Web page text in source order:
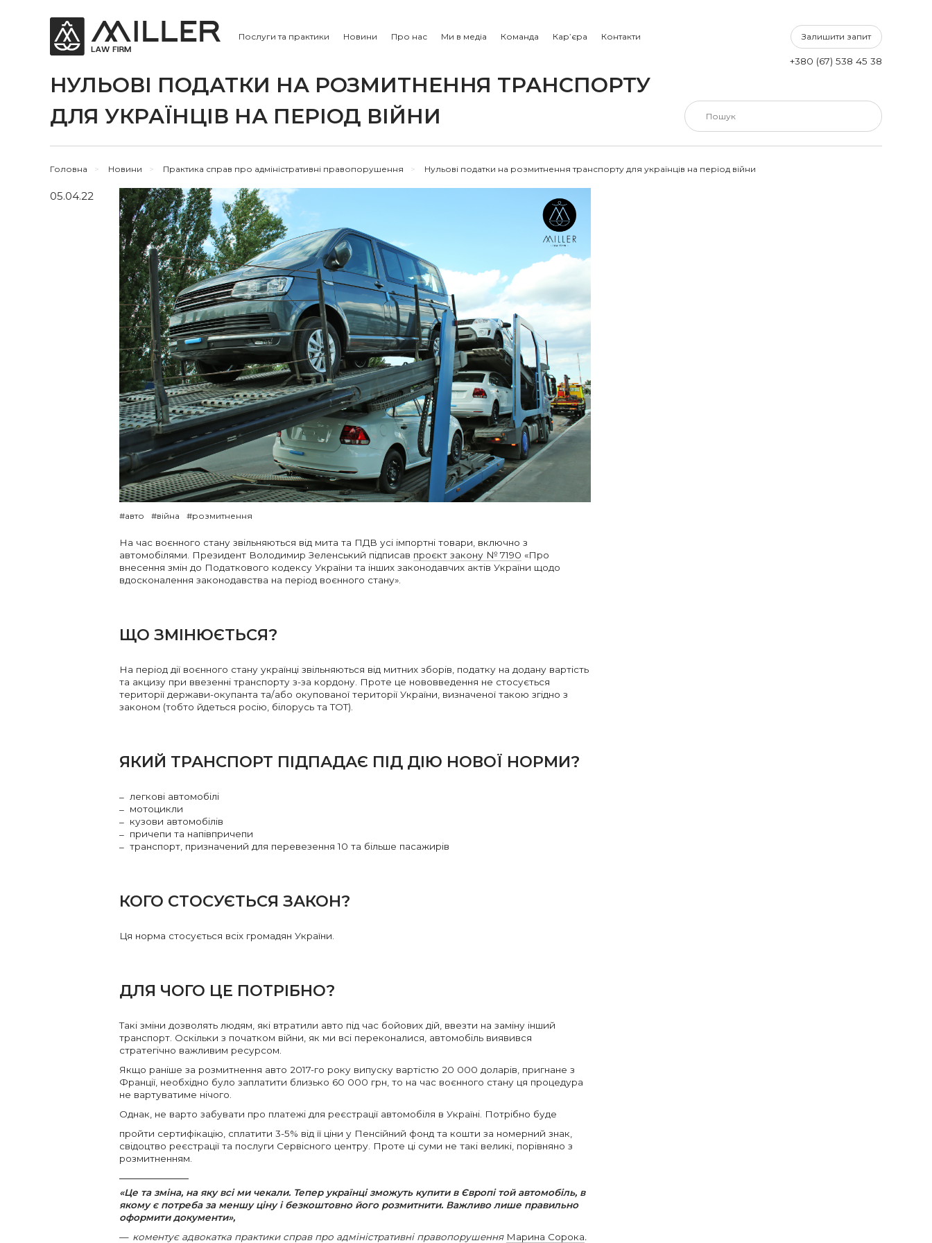
Послуги та практики Новини Про нас Ми в медіа Команда Кар’єра Контакти Залишити запит
+380 (67) 538 45 38
НУЛЬОВІ ПОДАТКИ НА РОЗМИТНЕННЯ ТРАНСПОРТУ
ДЛЯ УКРАЇНЦІВ НА ПЕРІОД ВІЙНИ
Головна > Новини > Практика справ про адміністративні правопорушення > Нульові податки на розмитнення транспорту для українців на період війни
05.04.22
#авто #війна #розмитнення
На час воєнного стану звільняються від мита та ПДВ усі імпортні товари, включно з
автомобілями. Президент Володимир Зеленський підписав проєкт закону № 7190 «Про
внесення змін до Податкового кодексу України та інших законодавчих актів України щодо
вдосконалення законодавства на період воєнного стану».
ЩО ЗМІНЮЄТЬСЯ?
На період дії воєнного стану українці звільняються від митних зборів, податку на додану вартість
та акцизу при ввезенні транспорту з-за кордону. Проте це нововведення не стосується
території держави-окупанта та/або окупованої території України, визначеної такою згідно з
законом (тобто йдеться росію, білорусь та ТОТ).
ЯКИЙ ТРАНСПОРТ ПІДПАДАЄ ПІД ДІЮ НОВОЇ НОРМИ?
легкові автомобілі
мотоцикли
кузови автомобілів
причепи та напівпричепи
транспорт, призначений для перевезення 10 та більше пасажирів
КОГО СТОСУЄТЬСЯ ЗАКОН?
Ця норма стосується всіх громадян України.
ДЛЯ ЧОГО ЦЕ ПОТРІБНО?
Такі зміни дозволять людям, які втратили авто під час бойових дій, ввезти на заміну інший
транспорт. Оскільки з початком війни, як ми всі переконалися, автомобіль виявився
стратегічно важливим ресурсом.
Якщо раніше за розмитнення авто 2017-го року випуску вартістю 20 000 доларів, пригнане з
Франції, необхідно було заплатити близько 60 000 грн, то на час воєнного стану ця процедура
не вартуватиме нічого.
Однак, не варто забувати про платежі для реєстрації автомобіля в Україні. Потрібно буде
пройти сертифікацію, сплатити 3-5% від її ціни у Пенсійний фонд та кошти за номерний знак,
свідоцтво реєстрації та послуги Сервісного центру. Проте ці суми не такі великі, порівняно з
розмитненням.
«Це та зміна, на яку всі ми чекали. Тепер українці зможуть купити в Європі той автомобіль, в
якому є потреба за меншу ціну і безкоштовно його розмитнити. Важливо лише правильно
оформити документи»,
коментує адвокатка практики справ про адміністративні правопорушення Марина Сорока.